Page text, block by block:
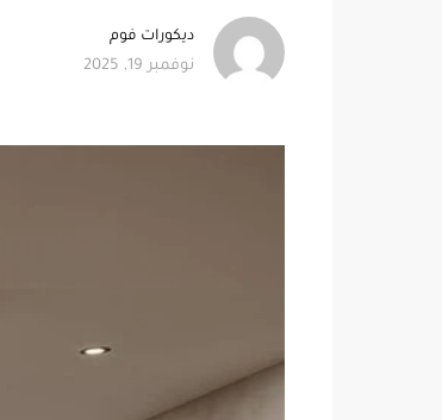
ديكورات فوم
نوفمبر 19, 2025